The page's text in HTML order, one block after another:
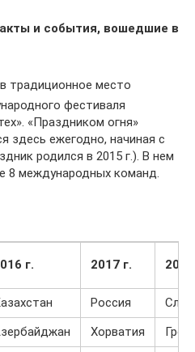
и события, вошедшие в
традиционное место
фестиваля
«Праздником огня»
здесь ежегодно, начиная с
родился в 2015 г.). В нем
8 международных команд.
г. 2017 г.
Россия
Хорватия